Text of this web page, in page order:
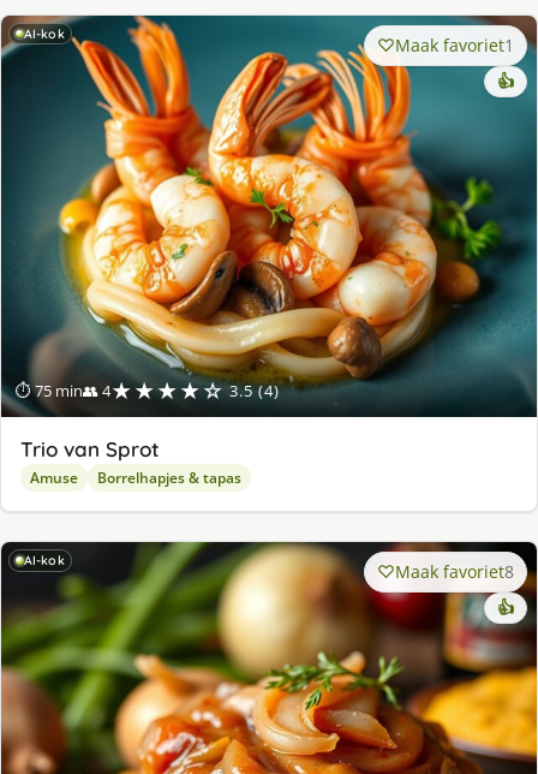
AI-kok
⏱ 75 min👥 4★★★★☆ 3.5 (4)
Maak favoriet1
👍
Trio van Sprot
Amuse Borrelhapjes & tapas
AI-kok Maak favoriet8
👍